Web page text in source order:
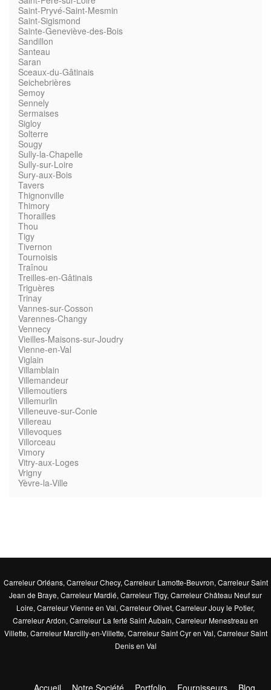
Saint-Pryvé-Saint-Mesmin
Saint-Sigismond
Sainte-Geneviève-des-Bois
Sandillon
Santeau
Saran
Sceaux-du-Gâtinais
Seichebrières
Semoy
Sennely
Sermaises
Sigloy
Solterre
Sougy
Sully-la-Chapelle
Sully-sur-Loire
Sury-aux-Bois
Tavers
Thignonville
Thimory
Thorailles
Thou
Tigy
Tivernon
Tournoisis
Traînou
Treilles-en-Gâtinais
Triguères
Trinay
Vannes-sur-Cosson
Varennes-Changy
Vennecy
Vieilles-Maisons-sur-Joudry
Vienne-en-Val
Viglain
Villamblain
Villemandeur
Villemoutiers
Villemurlin
Villeneuve-sur-Conie
Villereau
Villevoques
Villorceau
Vimory
Vitry-aux-Loges
Vrigny
Yèvre-la-Ville
Carreleur Orléans,Carreleur Checy,Carreleur Lamotte-Beuvron,Carreleur Saint
Jean de Braye,Carreleur Mardié,Carreleur Tigy,Carreleur Château Neuf sur
Loire,Carreleur Vienne en Val,Carreleur Olivet,Carreleur Jouy le Potier,
Carreleur Ardon,Carreleur La ferté Saint Aubain,Carreleur Menestreau en
Villette,Carreleur Marcilly-en-Villette,Carreleur Saint Cyr en Val,Carreleur Saint
Denis en Val